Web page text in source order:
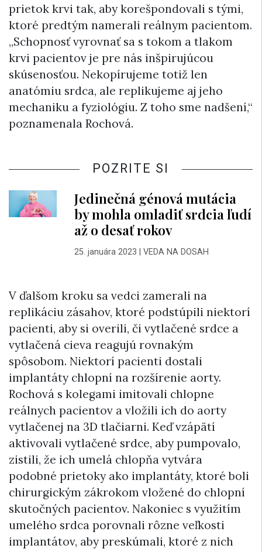
prietok krvi tak, aby korešpondovali s tými,
ktoré predtým namerali reálnym pacientom.
„Schopnosť vyrovnať sa s tokom a tlakom
krvi pacientov je pre nás inšpirujúcou
skúsenosťou. Nekopírujeme totiž len
anatómiu srdca, ale replikujeme aj jeho
mechaniku a fyziológiu. Z toho sme nadšení,“
poznamenala Rochová.
POZRITE SI
Jedinečná génová mutácia
by mohla omladiť srdcia ľudí
až o desať rokov
25. januára 2023 VEDA NA DOSAH
V ďalšom kroku sa vedci zamerali na
replikáciu zásahov, ktoré podstúpili niektorí
pacienti, aby si overili, či vytlačené srdce a
vytlačená cieva reagujú rovnakým
spôsobom. Niektorí pacienti dostali
implantáty chlopní na rozšírenie aorty.
Rochová s kolegami imitovali chlopne
reálnych pacientov a vložili ich do aorty
vytlačenej na 3D tlačiarni. Keď vzápätí
aktivovali vytlačené srdce, aby pumpovalo,
zistili, že ich umelá chlopňa vytvára
podobné prietoky ako implantáty, ktoré boli
chirurgickým zákrokom vložené do chlopní
skutočných pacientov. Nakoniec s využitím
umelého srdca porovnali rôzne veľkosti
implantátov, aby preskúmali, ktoré z nich